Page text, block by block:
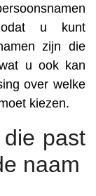
u kunt
zijn die
u ook kan
over welke
kiezen.
past
naam